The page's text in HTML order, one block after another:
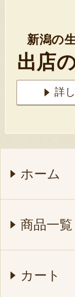
新潟の
出店
詳
ホーム
商品一覧
カート